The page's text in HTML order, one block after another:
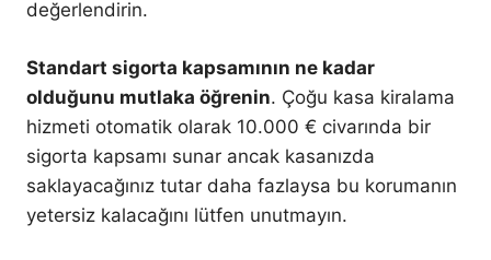
değerlendirin.
Standart sigorta kapsamının ne kadar
olduğunu mutlaka öğrenin. Çoğu kasa kiralama
hizmeti otomatik olarak 10.000 € civarında bir
sigorta kapsamı sunar ancak kasanızda
saklayacağınız tutar daha fazlaysa bu korumanın
yetersiz kalacağını lütfen unutmayın.